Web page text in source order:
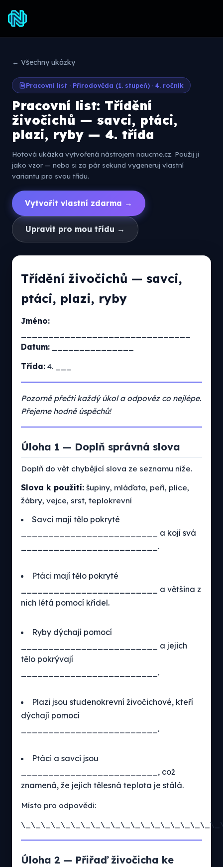
← Všechny ukázky
Pracovní list · Přírodověda (1. stupeň) · 4. ročník
Pracovní list: Třídění
živočichů — savci, ptáci,
plazi, ryby — 4. třída
Hotová ukázka vytvořená nástrojem naucme.cz. Použij ji
jako vzor — nebo si za pár sekund vygeneruj vlastní
variantu pro svou třídu.
Vytvořit vlastní zdarma →
Upravit pro mou třídu →
Třídění živočichů — savci,
ptáci, plazi, ryby
Jméno:
Datum:
Třída: 4. ___
Pozorně přečti každý úkol a odpověz co nejlépe.
Přejeme hodně úspěchů!
Úloha 1 — Doplň správná slova
Doplň do vět chybějící slova ze seznamu níže.
Slova k použití: šupiny, mláďata, peří, plíce,
žábry, vejce, srst, teplokrevní
Savci mají tělo pokryté
_________________________ a kojí svá
_________________________.
Ptáci mají tělo pokryté
_________________________ a většina z
nich létá pomocí křídel.
Ryby dýchají pomocí
_________________________ a jejich
tělo pokrývají
_________________________.
Plazi jsou studenokrevní živočichové, kteří
dýchají pomocí
_________________________.
Ptáci a savci jsou
_________________________, což
znamená, že jejich tělesná teplota je stálá.
Místo pro odpovědi:
Úloha 2 — Přiřaď živočicha ke